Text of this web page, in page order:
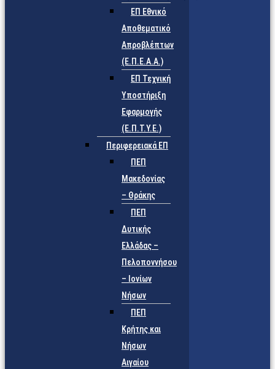
ΕΠ Εθνικό
Αποθεματικό
Απροβλέπτων
(Ε.Π.Ε.Α.Α.)
ΕΠ Τεχνική
Υποστήριξη
Εφαρμογής
(Ε.Π.Τ.Υ.Ε.)
Περιφερειακά ΕΠ
ΠΕΠ
Μακεδονίας
– Θράκης
ΠΕΠ
Δυτικής
Ελλάδας –
Πελοποννήσου
– Ιονίων
Νήσων
ΠΕΠ
Κρήτης και
Νήσων
Αιγαίου